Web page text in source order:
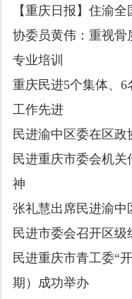
【重庆日报】住渝
协委员黄伟：重视骨
专业培训
重庆民进5个集体、
工作先进
民进渝中区委在区
民进重庆市委会机
神
张礼慧出席民进渝中
民进市委会召开区
民进重庆市青工委“
期）成功举办